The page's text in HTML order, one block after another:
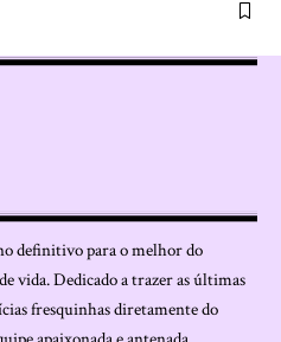
definitivo para o melhor do
vida. Dedicado a trazer as últimas
fresquinhas diretamente do